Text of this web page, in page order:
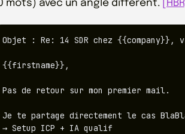
mots) avec un angle différent.
[HBR]
Objet : Re: 14 SDR chez {{company}},
{{firstname}},
Pas de retour sur mon premier mail.
Je te partage directement le cas
→ Setup ICP + IA qualif